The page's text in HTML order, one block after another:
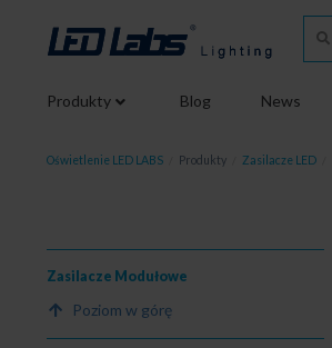
Produkty Blog News
Oświetlenie LED LABS Produkty Zasilacze LED
Zasilacze Modułowe
Poziom w górę